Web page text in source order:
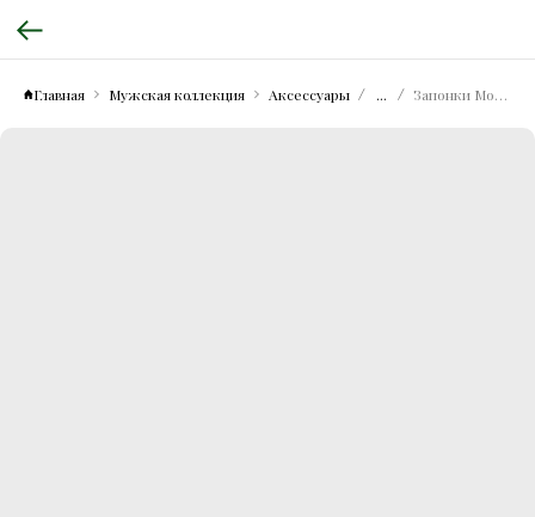
Главная Мужская коллекция Аксессуары ... Запонки Mosca с декором